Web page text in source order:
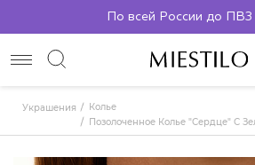
По всей России до
Украшения
Колье
Позолоченное Колье "Сердце" С